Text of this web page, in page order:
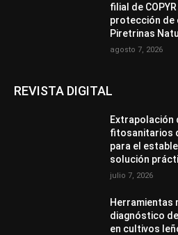
filial de
protección de
Piretrinas
agosto 7, 2026
REVISTA DIGITAL
Extrapolación
fitosanitarios
para el
solución
julio 7, 2026
Herramientas
diagnóstico
en cultivos